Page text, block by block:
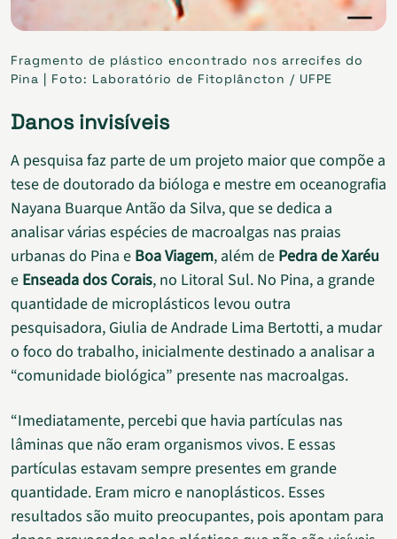
Fragmento de plástico encontrado nos arrecifes do
Pina | Foto: Laboratório de Fitoplâncton / UFPE
Danos invisíveis
A pesquisa faz parte de um projeto maior que compõe a
tese de doutorado da bióloga e mestre em oceanografia
Nayana Buarque Antão da Silva, que se dedica a
analisar várias espécies de macroalgas nas praias
urbanas do Pina e Boa Viagem, além de Pedra de Xaréu
e Enseada dos Corais, no Litoral Sul. No Pina, a grande
quantidade de microplásticos levou outra
pesquisadora, Giulia de Andrade Lima Bertotti, a mudar
o foco do trabalho, inicialmente destinado a analisar a
“comunidade biológica” presente nas macroalgas.
“Imediatamente, percebi que havia partículas nas
lâminas que não eram organismos vivos. E essas
partículas estavam sempre presentes em grande
quantidade. Eram micro e nanoplásticos. Esses
resultados são muito preocupantes, pois apontam para